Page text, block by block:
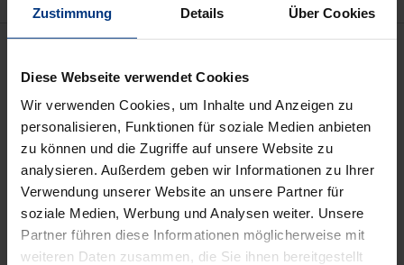
Zustimmung Details Über Cookies
Diese Webseite verwendet Cookies
Wir verwenden Cookies, um Inhalte und Anzeigen zu
personalisieren, Funktionen für soziale Medien anbieten
zu können und die Zugriffe auf unsere Website zu
analysieren. Außerdem geben wir Informationen zu Ihrer
Verwendung unserer Website an unsere Partner für
soziale Medien, Werbung und Analysen weiter. Unsere
Partner führen diese Informationen möglicherweise mit
weiteren Daten zusammen, die Sie ihnen bereitgestellt
Beschreibung
Das Buch befasst sich mit den theoretischen und
praktischen Entwicklungen auf dem Gebiet der
Sicherheitssektorreform und der Demokratisierung
von zivil-militärischen Beziehungen in
Transitionsgesellschaften. Es dokumentiert die
Bemühungen von demokratischen Regierungen,
Parlamenten und werdenden Zivilgesellschaften